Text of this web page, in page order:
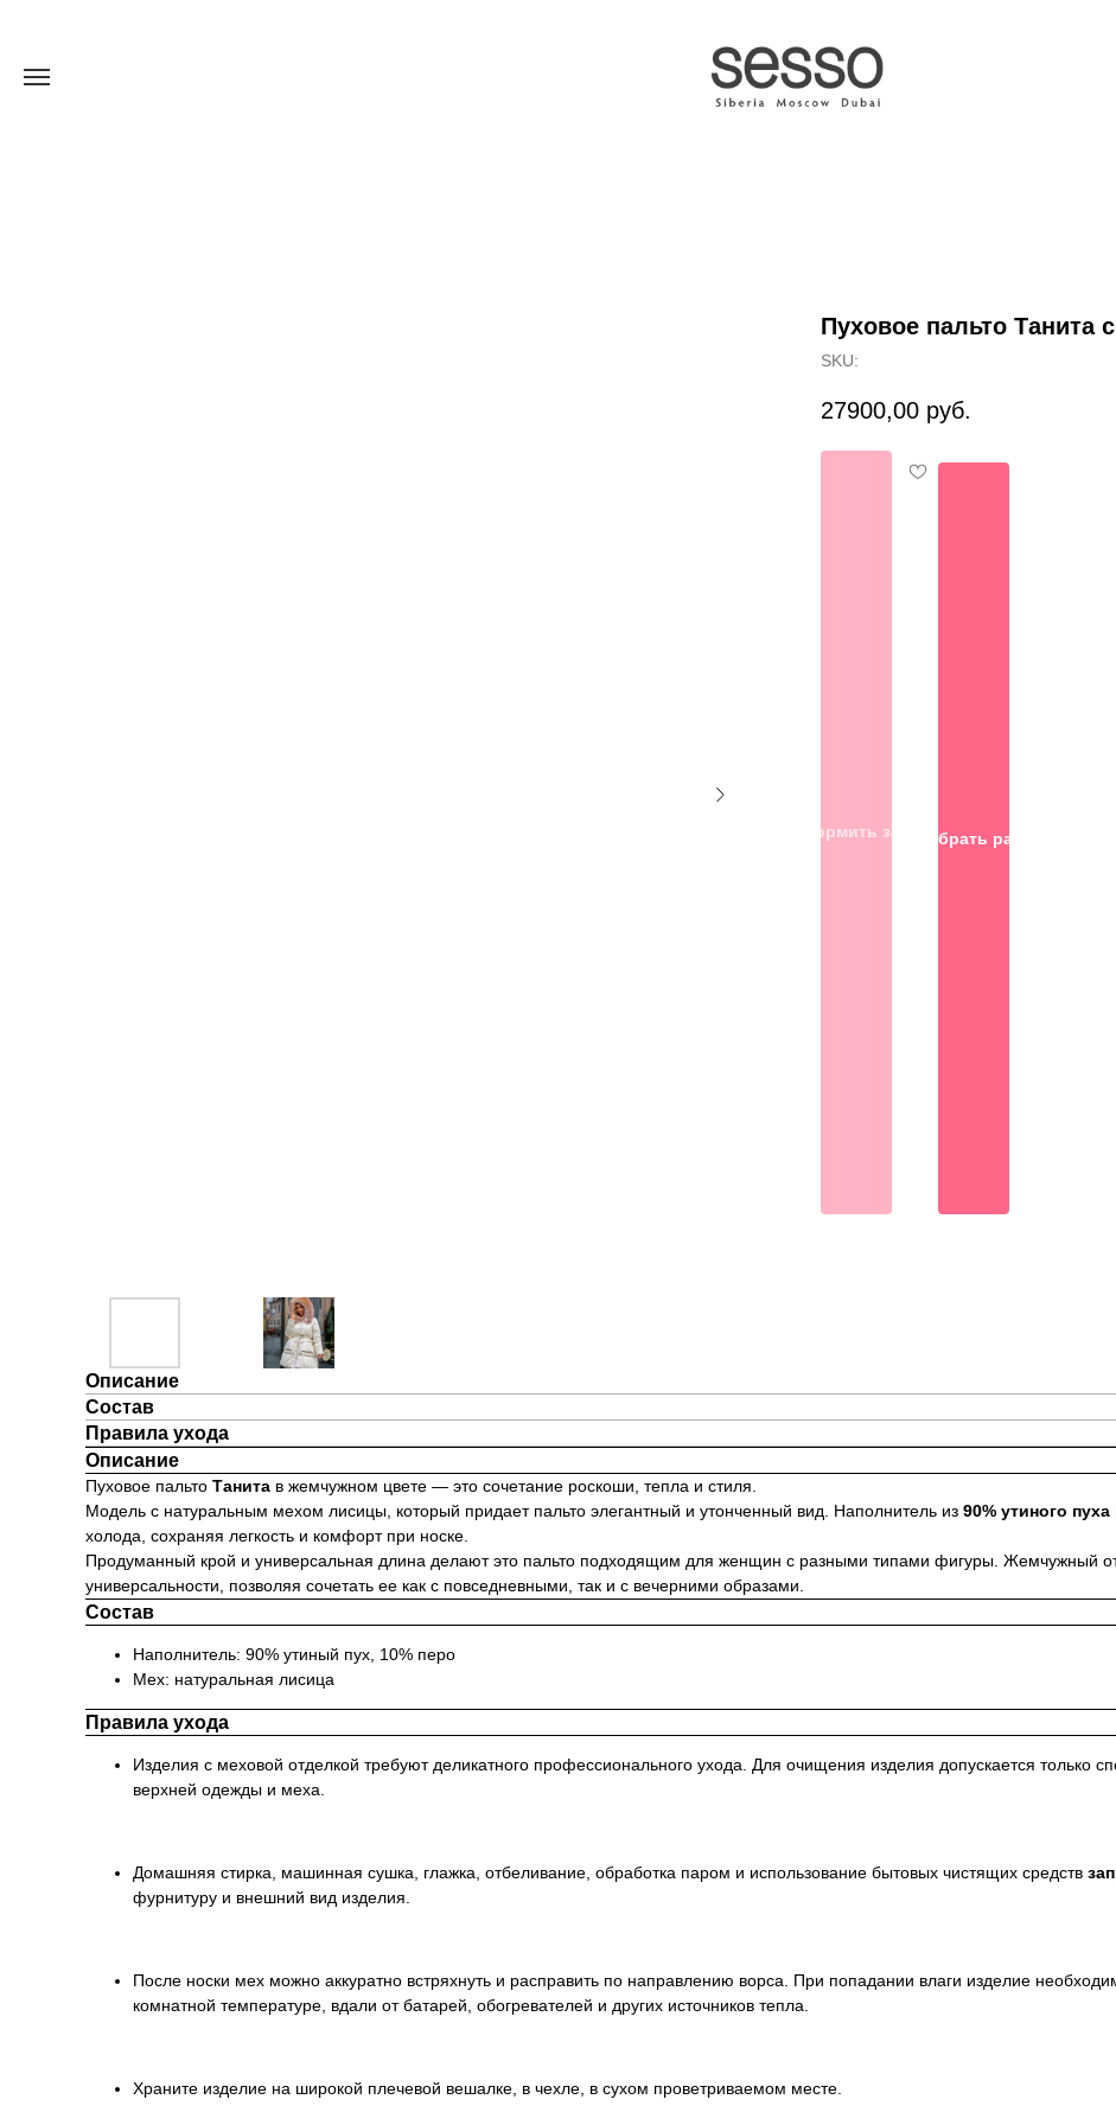
Пуховое пальто
SKU:
27900,00 руб.
Оформить заказПодобрать размер
Описание
Состав
Правила ухода
Описание
Пуховое пальто Танита в жемчужном цвете — это сочетание роскоши, тепла и стиля.
Модель с натуральным мехом лисицы, который придает пальто элегантный и утонченный вид. Наполнитель из 90% утиного
холода, сохраняя легкость и комфорт при носке.
Продуманный крой и универсальная длина делают это пальто подходящим для женщин с разными типами фигуры. Жемчужный
универсальности, позволяя сочетать ее как с повседневными, так и с вечерними образами.
Состав
Наполнитель: 90% утиный пух, 10% перо
Мех: натуральная лисица
Правила ухода
Изделия с меховой отделкой требуют деликатного профессионального ухода. Для очищения изделия допускается только
верхней одежды и меха.
Домашняя стирка, машинная сушка, глажка, отбеливание, обработка паром и использование бытовых чистящих средств
фурнитуру и внешний вид изделия.
После носки мех можно аккуратно встряхнуть и расправить по направлению ворса. При попадании влаги изделие
комнатной температуре, вдали от батарей, обогревателей и других источников тепла.
Храните изделие на широкой плечевой вешалке, в чехле, в сухом проветриваемом месте.